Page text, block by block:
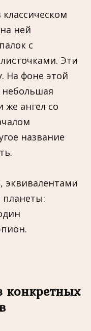
классическом
ней
с
Эти
На фоне этой
ангел со
название
эквивалентами
планеты:
конкретных